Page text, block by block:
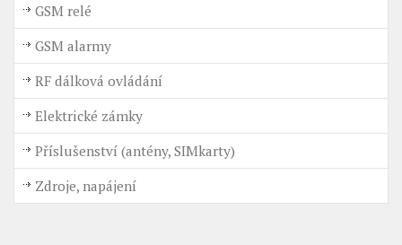
GSM relé
GSM alarmy
RF dálková ovládání
Elektrické zámky
Příslušenství (antény, SIMkarty)
Zdroje, napájení